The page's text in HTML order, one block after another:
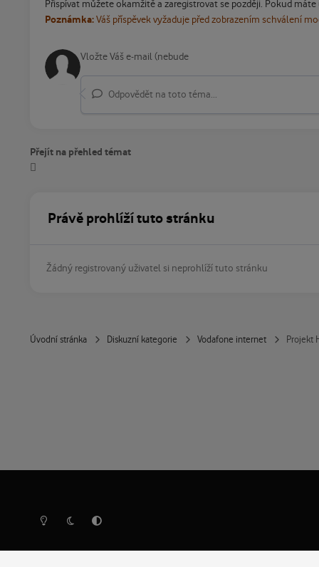
Přispívat můžete okamžitě a zaregistrovat se později. Pokud máte
Poznámka:Váš příspěvek vyžaduje před zobrazením schválení
Odpovědět na toto téma...
Přejít na přehled témat
Právě prohlíží tuto stránku
Žádný registrovaný uživatel si neprohlíží tuto stránku
Úvodní stránka Diskuzní kategorie Vodafone internet Projekt
Světlý režimTmavý režimPředvolba systému